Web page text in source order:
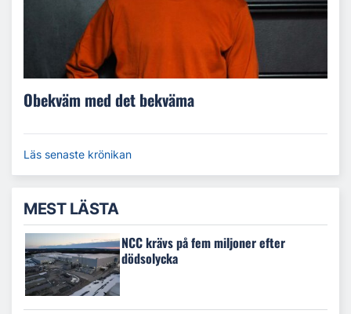
Obekväm med det bekväma
Läs senaste krönikan
MEST LÄSTA
NCC krävs på fem miljoner efter
dödsolycka